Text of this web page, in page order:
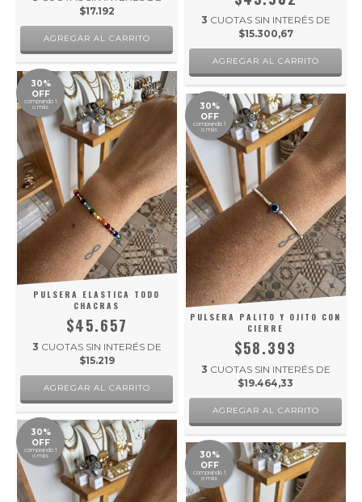
$17.192
3 CUOTAS SIN INTERÉS DE
$15.300,67
30%
OFF
comprando 1
o más
PULSERA ELASTICA TODO
CHACRAS
$45.657
3 CUOTAS SIN INTERÉS DE
$15.219
30%
OFF
comprando 1
o más
PULSERA PALITO Y OJITO CON
CIERRE
$58.393
3 CUOTAS SIN INTERÉS DE
$19.464,33
30%
OFF
comprando 1
o más
30%
OFF
comprando 1
o más